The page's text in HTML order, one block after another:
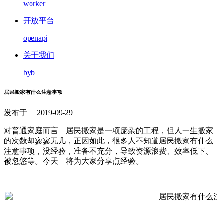
worker
开放平台
openapi
关于我们
byb
居民搬家有什么注意事项
发布于： 2019-09-29
对普通家庭而言，居民搬家是一项庞杂的工程，但人一生搬家
的次数却寥寥无几，正因如此，很多人不知道居民搬家有什么
注意事项，没经验，准备不充分，导致资源浪费、效率低下、
被忽悠等。今天，将为大家分享点经验。